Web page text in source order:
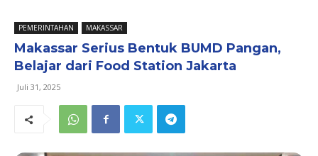
PEMERINTAHAN MAKASSAR
Makassar Serius Bentuk BUMD Pangan,
Belajar dari Food Station Jakarta
Juli 31, 2025